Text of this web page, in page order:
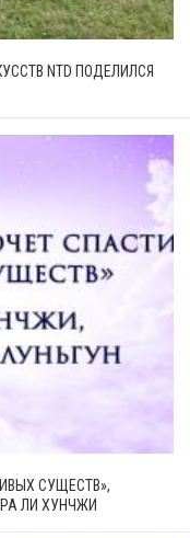
NTD ПОДЕЛИЛСЯ
СУЩЕСТВ»,
ЛИ ХУНЧЖИ